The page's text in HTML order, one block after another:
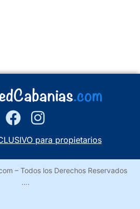
para propietarios
– Todos los Derechos Reservados
….